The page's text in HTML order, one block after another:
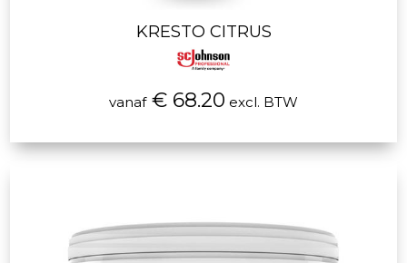
KRESTO CITRUS
vanaf€ 68.20 excl. BTW